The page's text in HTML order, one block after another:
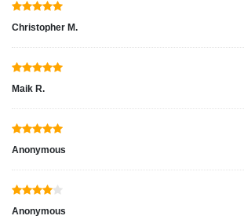
Christopher M.
Maik R.
Anonymous
Anonymous